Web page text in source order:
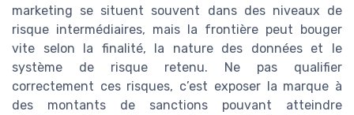
marketing se situent souvent dans des niveaux de
risque intermédiaires, mais la frontière peut bouger
vite selon la finalité, la nature des données et le
système de risque retenu. Ne pas qualifier
correctement ces risques, c’est exposer la marque à
des montants de sanctions pouvant atteindre